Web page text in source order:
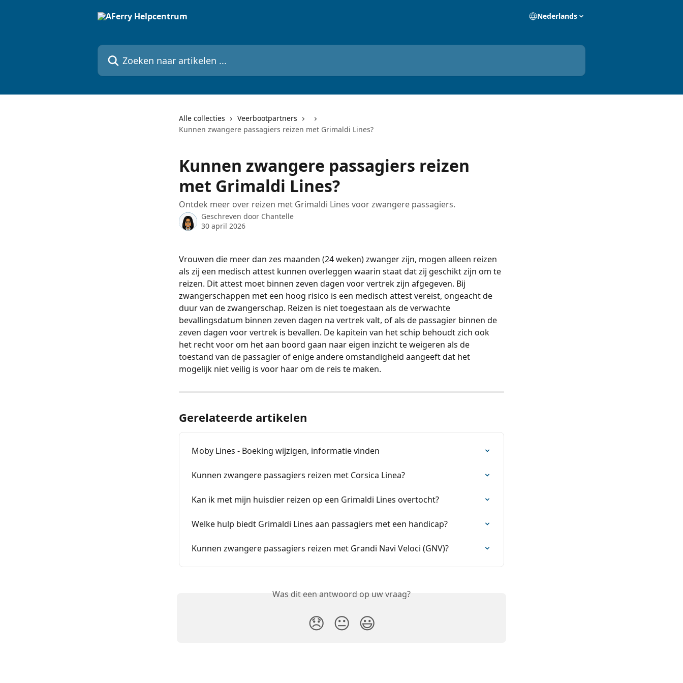
Nederlands
Zoeken naar artikelen ...
Alle collecties
Veerbootpartners
Kunnen zwangere passagiers reizen met Grimaldi Lines?
Kunnen zwangere passagiers reizen
met Grimaldi Lines?
Ontdek meer over reizen met Grimaldi Lines voor zwangere passagiers.
Geschreven door Chantelle
30 april 2026
Vrouwen die meer dan zes maanden (24 weken) zwanger zijn, mogen alleen reizen
als zij een medisch attest kunnen overleggen waarin staat dat zij geschikt zijn om te
reizen. Dit attest moet binnen zeven dagen voor vertrek zijn afgegeven. Bij
zwangerschappen met een hoog risico is een medisch attest vereist, ongeacht de
duur van de zwangerschap. Reizen is niet toegestaan als de verwachte
bevallingsdatum binnen zeven dagen na vertrek valt, of als de passagier binnen de
zeven dagen voor vertrek is bevallen. De kapitein van het schip behoudt zich ook
het recht voor om het aan boord gaan naar eigen inzicht te weigeren als de
toestand van de passagier of enige andere omstandigheid aangeeft dat het
mogelijk niet veilig is voor haar om de reis te maken.
Gerelateerde artikelen
Moby Lines - Boeking wijzigen, informatie vinden
Kunnen zwangere passagiers reizen met Corsica Linea?
Kan ik met mijn huisdier reizen op een Grimaldi Lines overtocht?
Welke hulp biedt Grimaldi Lines aan passagiers met een handicap?
Kunnen zwangere passagiers reizen met Grandi Navi Veloci (GNV)?
Was dit een antwoord op uw vraag?
😞 😐 😃